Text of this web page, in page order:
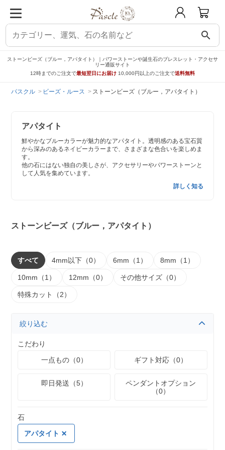
search
ストーンビーズ（ブルー，アパタイト）｜パワーストーンや誕生石のブレスレット・アクセサ
リー通販サイト
12時までのご注文で最短翌日にお届け 10,000円以上のご注文で送料無料
パスクル ビーズ・ルース ストーンビーズ（ブルー，アパタイト）
アパタイト
鮮やかなブルーカラーが魅力的なアパタイト。透明感のある宝石質
から深みのあるネイビーカラーまで、さまざまな色合いを楽しめま
す。
他の石にはない独自の美しさが、アクセサリーやパワーストーンと
して人気を集めています。
詳しく知る
ストーンビーズ（ブルー，アパタイト）
すべて 4mm以下（0） 6mm（1） 8mm（1）
10mm（1） 12mm（0） その他サイズ（0）
特殊カット（2）
絞り込む
こだわり
一点もの（0）
ギフト対応（0）
即日発送（5）
ペンダントオプション
（0）
石
アパタイト